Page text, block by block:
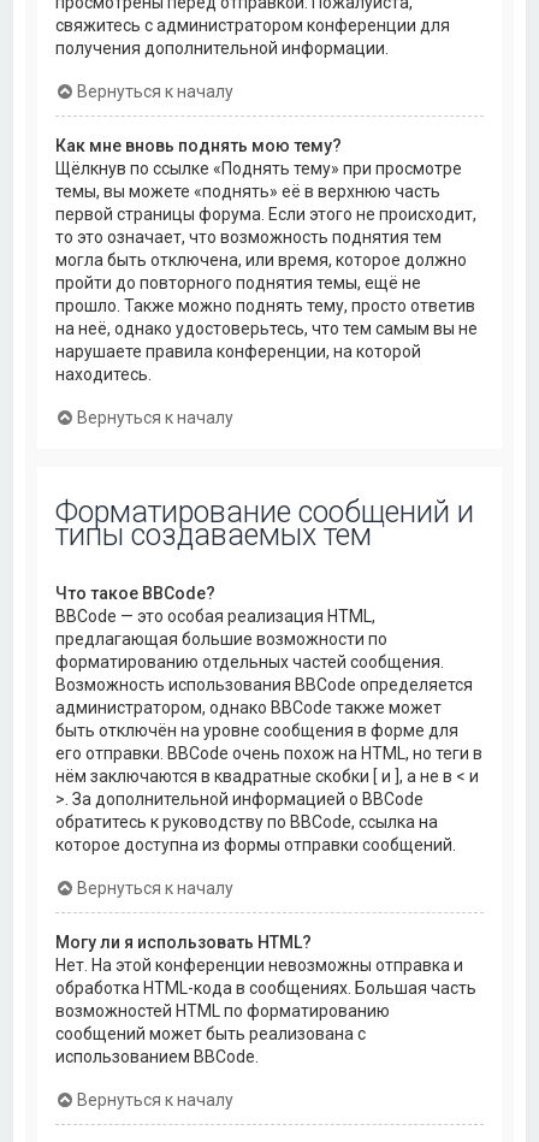
свяжитесь с администратором конференции для
получения дополнительной информации.
Вернуться к началу
Как мне вновь поднять мою тему?
Щёлкнув по ссылке «Поднять тему» при просмотре
темы, вы можете «поднять» её в верхнюю часть
первой страницы форума. Если этого не происходит,
то это означает, что возможность поднятия тем
могла быть отключена, или время, которое должно
пройти до повторного поднятия темы, ещё не
прошло. Также можно поднять тему, просто ответив
на неё, однако удостоверьтесь, что тем самым вы не
нарушаете правила конференции, на которой
находитесь.
Вернуться к началу
Форматирование сообщений и
типы создаваемых тем
Что такое BBCode?
BBCode — это особая реализация HTML,
предлагающая большие возможности по
форматированию отдельных частей сообщения.
Возможность использования BBCode определяется
администратором, однако BBCode также может
быть отключён на уровне сообщения в форме для
его отправки. BBCode очень похож на HTML, но теги в
нём заключаются в квадратные скобки [ и ], а не в < и
>. За дополнительной информацией о BBCode
обратитесь к руководству по BBCode, ссылка на
которое доступна из формы отправки сообщений.
Вернуться к началу
Могу ли я использовать HTML?
Нет. На этой конференции невозможны отправка и
обработка HTML-кода в сообщениях. Большая часть
возможностей HTML по форматированию
сообщений может быть реализована с
использованием BBCode.
Вернуться к началу